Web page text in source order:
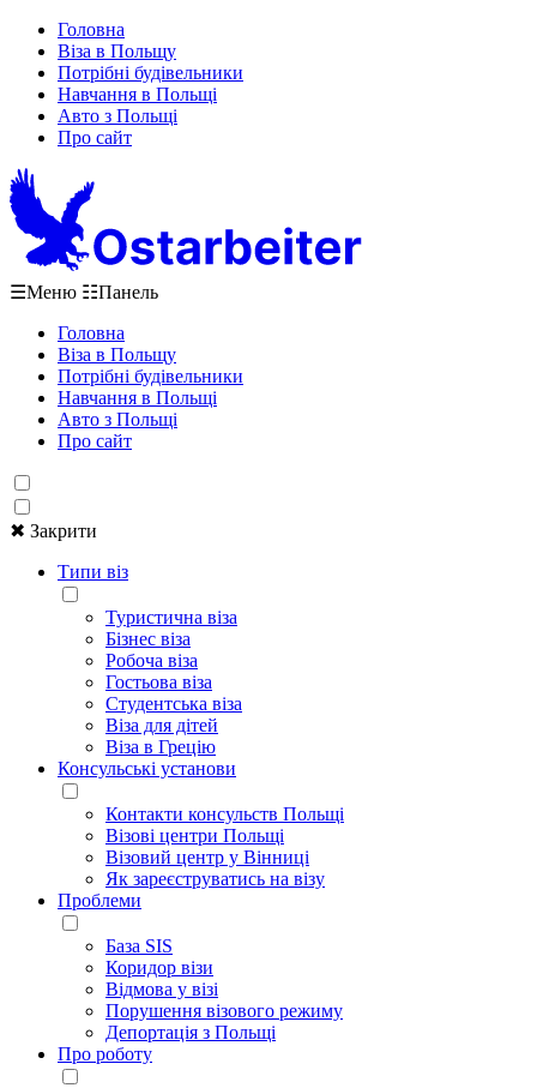
Головна
Віза в Польщу
Потрібні будівельники
Навчання в Польщі
Авто з Польщі
Про сайт
☰Меню ☷Панель
Головна
Віза в Польщу
Потрібні будівельники
Навчання в Польщі
Авто з Польщі
Про сайт
✖ Закрити
Типи віз
Туристична віза
Бізнес віза
Робоча віза
Гостьова віза
Студентська віза
Віза для дітей
Віза в Грецію
Консульські установи
Контакти консульств Польщі
Візові центри Польщі
Візовий центр у Вінниці
Як зареєструватись на візу
Проблеми
База SIS
Коридор візи
Відмова у візі
Порушення візового режиму
Депортація з Польщі
Про роботу